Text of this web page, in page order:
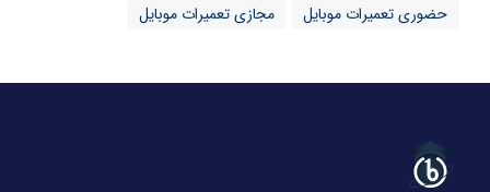
حضوری تعمیرات موبایل
مجازی تعمیرات موبایل